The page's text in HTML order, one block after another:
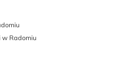
w Radomiu